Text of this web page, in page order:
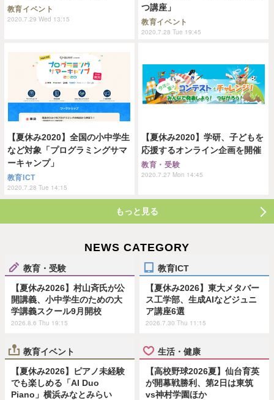
教育イベント
2020.7.29 Wed 13:15
つ講座」
教育イベント
2020.7.28 Tue 19:45
【夏休み2020】全国の小中学生
など対象「プログラミングサマ
ーキャンプ」
教育ICT
2020.7.28 Tue 14:15
【夏休み2020】学研、子どもを
応援するオンライン企画を開催
教育・受験
2020.7.27 Mon 14:45
もっと見る
NEWS CATEGORY
教育・受験
【夏休み2026】村山斉氏が公
開講義、小中学生のための大
学講義スクール9月開校
2026.8.6 Thu 19:15
教育ICT
【夏休み2026】東大メタバー
ス工学部、生成AIなどジュニ
ア講座6選
2026.7.30 Thu 11:15
教育イベント
【夏休み2026】ピアノ未経験
でも楽しめる「AI Duo
Piano」横浜みなとみらい
生活・健康
【高校野球2026夏】仙台育英
が開幕戦勝利、第2日は東筑
vs神村学園ほか